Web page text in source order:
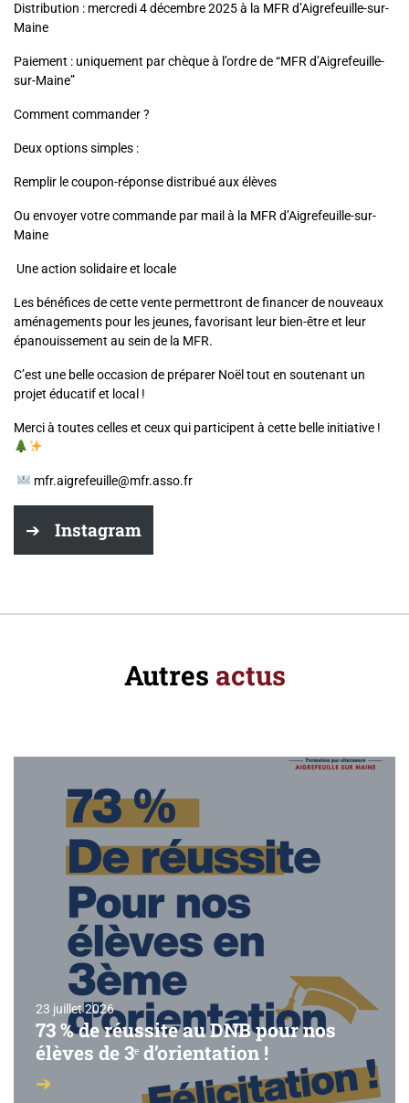
Distribution : mercredi 4 décembre 2025 à la MFR d’Aigrefeuille-sur-
Maine
Paiement : uniquement par chèque à l’ordre de “MFR d’Aigrefeuille-
sur-Maine”
Comment commander ?
Deux options simples :
Remplir le coupon-réponse distribué aux élèves
Ou envoyer votre commande par mail à la MFR d’Aigrefeuille-sur-
Maine
Une action solidaire et locale
Les bénéfices de cette vente permettront de financer de nouveaux
aménagements pour les jeunes, favorisant leur bien-être et leur
épanouissement au sein de la MFR.
C’est une belle occasion de préparer Noël tout en soutenant un
projet éducatif et local !
Merci à toutes celles et ceux qui participent à cette belle initiative !
mfr.aigrefeuille@mfr.asso.fr
Instagram
Autres actus
23 juillet 2026
73 % de réussite au DNB pour nos
élèves de 3ᵉ d’orientation !